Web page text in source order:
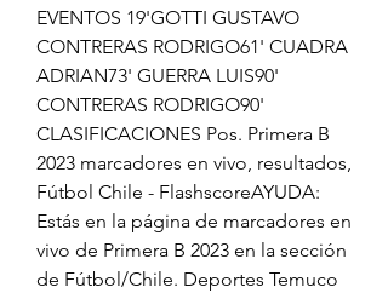
EVENTOS 19'GOTTI GUSTAVO
CONTRERAS RODRIGO61' CUADRA
ADRIAN73' GUERRA LUIS90'
CONTRERAS RODRIGO90'
CLASIFICACIONES Pos. Primera B
2023 marcadores en vivo, resultados,
Fútbol Chile - FlashscoreAYUDA:
Estás en la página de marcadores en
vivo de Primera B 2023 en la sección
de Fútbol/Chile. Deportes Temuco